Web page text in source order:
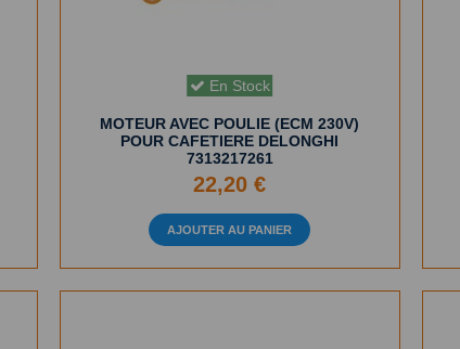
En Stock
MOTEUR AVEC POULIE (ECM 230V)
POUR CAFETIERE DELONGHI
7313217261
22,20 €
AJOUTER AU PANIER